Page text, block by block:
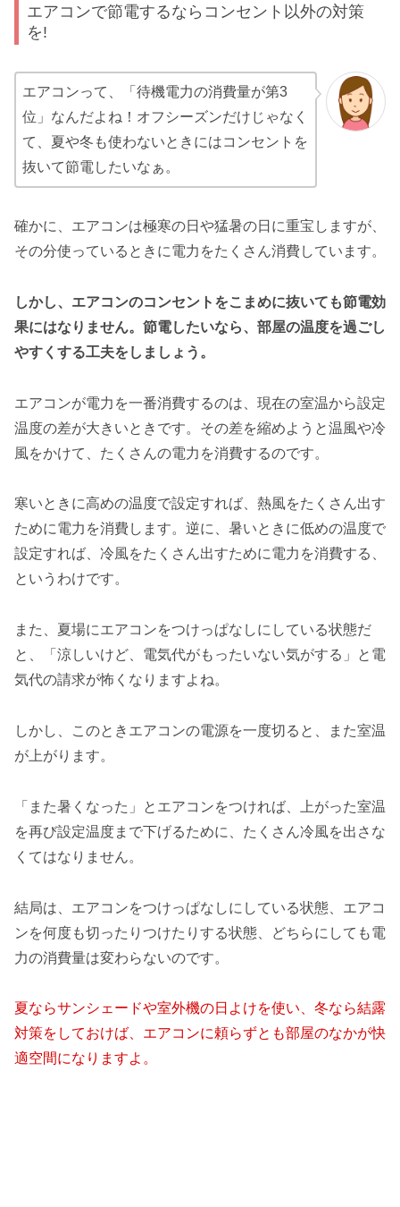
エアコンで節電するならコンセント以外の対策
を!
エアコンって、「待機電力の消費量が第3
位」なんだよね！オフシーズンだけじゃなく
て、夏や冬も使わないときにはコンセントを
抜いて節電したいなぁ。
確かに、エアコンは極寒の日や猛暑の日に重宝しますが、
その分使っているときに電力をたくさん消費しています。
しかし、エアコンのコンセントをこまめに抜いても節電効
果にはなりません。節電したいなら、部屋の温度を過ごし
やすくする工夫をしましょう。
エアコンが電力を一番消費するのは、現在の室温から設定
温度の差が大きいときです。その差を縮めようと温風や冷
風をかけて、たくさんの電力を消費するのです。
寒いときに高めの温度で設定すれば、熱風をたくさん出す
ために電力を消費します。逆に、暑いときに低めの温度で
設定すれば、冷風をたくさん出すために電力を消費する、
というわけです。
また、夏場にエアコンをつけっぱなしにしている状態だ
と、「涼しいけど、電気代がもったいない気がする」と電
気代の請求が怖くなりますよね。
しかし、このときエアコンの電源を一度切ると、また室温
が上がります。
「また暑くなった」とエアコンをつければ、上がった室温
を再び設定温度まで下げるために、たくさん冷風を出さな
くてはなりません。
結局は、エアコンをつけっぱなしにしている状態、エアコ
ンを何度も切ったりつけたりする状態、どちらにしても電
力の消費量は変わらないのです。
夏ならサンシェードや室外機の日よけを使い、冬なら結露
対策をしておけば、エアコンに頼らずとも部屋のなかが快
適空間になりますよ。